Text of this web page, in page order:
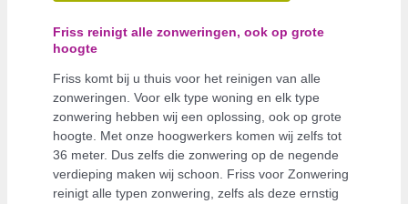
Friss reinigt alle zonweringen, ook op grote
hoogte
Friss komt bij u thuis voor het reinigen van alle
zonweringen. Voor elk type woning en elk type
zonwering hebben wij een oplossing, ook op grote
hoogte. Met onze hoogwerkers komen wij zelfs tot
36 meter. Dus zelfs die zonwering op de negende
verdieping maken wij schoon. Friss voor Zonwering
reinigt alle typen zonwering, zelfs als deze ernstig